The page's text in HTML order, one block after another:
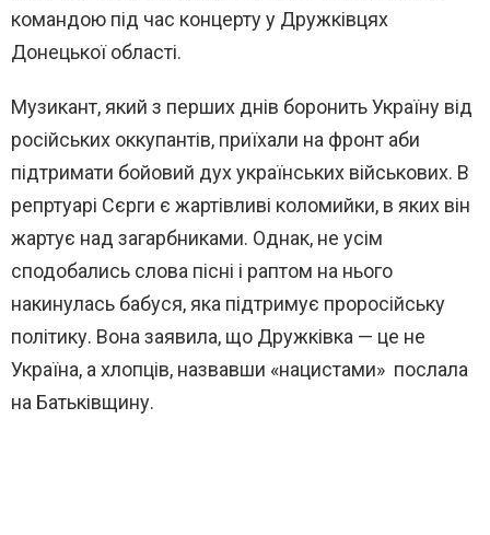
командою під час концерту у Дружківцях
Донецької області.
Музикант, який з перших днів боронить Україну від
російських оккупантів, приїхали на фронт аби
підтримати бойовий дух українських військових. В
репртуарі Сєрги є жартівливі коломийки, в яких він
жартує над загарбниками. Однак, не усім
сподобались слова пісні і раптом на нього
накинулась бабуся, яка підтримує проросійську
політику. Вона заявила, що Дружківка — це не
Україна, а хлопців, назвавши «нацистами» послала
на Батьківщину.